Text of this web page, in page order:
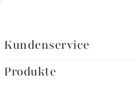
Kundenservice
Produkte